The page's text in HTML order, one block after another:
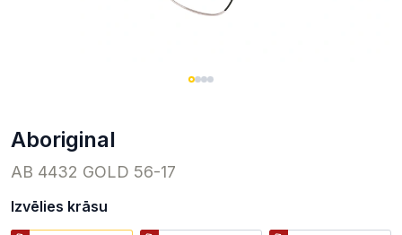
Aboriginal
AB 4432 GOLD 56-17
Izvēlies krāsu